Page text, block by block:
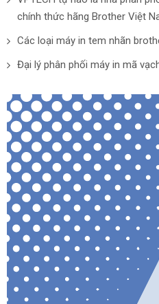
chính thức hãng Brother Việt
Các loại máy in tem nhãn
Đại lý phân phối máy in mã